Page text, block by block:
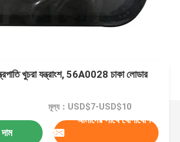
খুচরা যন্ত্রাংশ, 56A0028 চাকা লোডার
মূল্য：USD$7-USD$10
আমাদের সাথে যোগাযোগ